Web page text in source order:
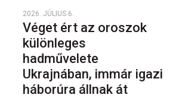
2026. JÚLIUS 6.
Véget ért az oroszok
különleges
hadművelete
Ukrajnában, immár igazi
háborúra állnak át